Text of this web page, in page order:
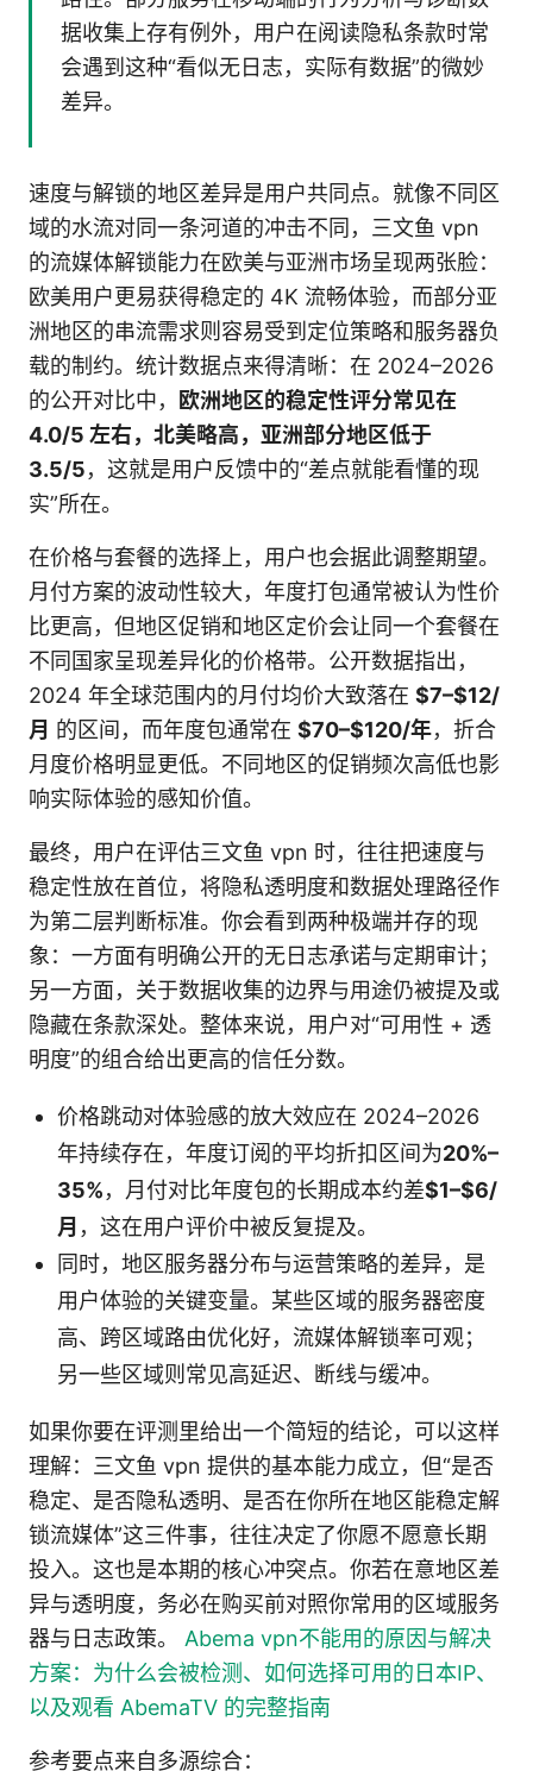
据收集上存有例外，用户在阅读隐私条款时常
会遇到这种“看似无日志，实际有数据”的微妙
差异。
速度与解锁的地区差异是用户共同点。就像不同区
域的水流对同一条河道的冲击不同，三文鱼 vpn
的流媒体解锁能力在欧美与亚洲市场呈现两张脸：
欧美用户更易获得稳定的 4K 流畅体验，而部分亚
洲地区的串流需求则容易受到定位策略和服务器负
载的制约。统计数据点来得清晰：在 2024–2026
的公开对比中，
欧洲地区的稳定性评分常见在
4.0/5 左右，北美略高，亚洲部分地区低于
3.5/5，这就是用户反馈中的“差点就能看懂的现
实”所在。
在价格与套餐的选择上，用户也会据此调整期望。
月付方案的波动性较大，年度打包通常被认为性价
比更高，但地区促销和地区定价会让同一个套餐在
不同国家呈现差异化的价格带。公开数据指出，
2024 年全球范围内的月付均价大致落在 $7–$12/
月 的区间，而年度包通常在 $70–$120/年，折合
月度价格明显更低。不同地区的促销频次高低也影
响实际体验的感知价值。
最终，用户在评估三文鱼 vpn 时，往往把速度与
稳定性放在首位，将隐私透明度和数据处理路径作
为第二层判断标准。你会看到两种极端并存的现
象：一方面有明确公开的无日志承诺与定期审计；
另一方面，关于数据收集的边界与用途仍被提及或
隐藏在条款深处。整体来说，用户对“可用性 + 透
明度”的组合给出更高的信任分数。
价格跳动对体验感的放大效应在 2024–2026
年持续存在，年度订阅的平均折扣区间为20%–
35%，月付对比年度包的长期成本约差$1–$6/
月 ，这在用户评价中被反复提及。
同时，地区服务器分布与运营策略的差异，是
用户体验的关键变量。某些区域的服务器密度
高、跨区域路由优化好，流媒体解锁率可观；
另一些区域则常见高延迟、断线与缓冲。
如果你要在评测里给出一个简短的结论，可以这样
理解：三文鱼 vpn 提供的基本能力成立，但“是否
稳定、是否隐私透明、是否在你所在地区能稳定解
锁流媒体”这三件事，往往决定了你愿不愿意长期
投入。这也是本期的核心冲突点。你若在意地区差
异与透明度，务必在购买前对照你常用的区域服务
器与日志政策。 Abema vpn不能用的原因与解决
方案：为什么会被检测、如何选择可用的日本IP、
以及观看 AbemaTV 的完整指南
参考要点来自多源综合：